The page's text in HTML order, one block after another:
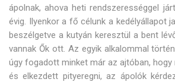
ápolnak, ahova heti rendszerességgel
évig. Ilyenkor a fő célunk a kedélyállapot
beszélgetve a kutyán keresztül a bent
vannak Ők ott. Az egyik alkalommal
úgy fogadott minket már az ajtóban, hogy
és elkezdett pityeregni, az ápolók